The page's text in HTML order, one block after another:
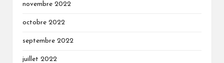
novembre 2022
octobre 2022
septembre 2022
juillet 2022